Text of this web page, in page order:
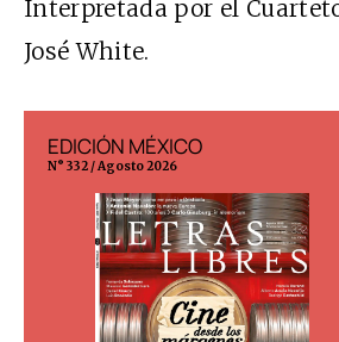
Interpretada por el
José White.
EDICIÓN MÉXICO
N° 332 / Agosto 2026